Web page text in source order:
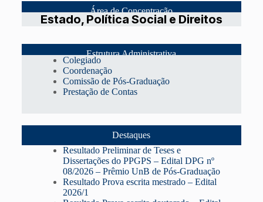
Área de Concentração
Estado, Política Social e Direitos
Estrutura Administrativa
Colegiado
Coordenação
Comissão de Pós-Graduação
Prestação de Contas
Destaques
Resultado Preliminar de Teses e
Dissertações do PPGPS – Edital DPG nº
08/2026 – Prêmio UnB de Pós-Graduação
Resultado Prova escrita mestrado – Edital
2026/1